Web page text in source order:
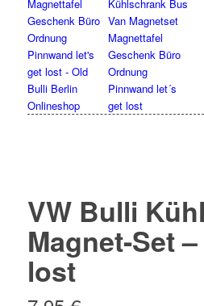
VW Bulli
Magnet-Set
lost